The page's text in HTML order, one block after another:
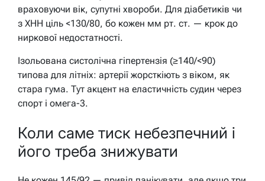
враховуючи вік, супутні хвороби. Для діабетиків чи
з ХНН ціль <130/80, бо кожен мм рт. ст. — крок до
ниркової недостатності.
Ізольована систолічна гіпертензія (≥140/<90)
типова для літніх: артерії жорсткіють з віком, як
стара гума. Тут акцент на еластичність судин через
спорт і омега-3.
Коли саме тиск небезпечний і
його треба знижувати